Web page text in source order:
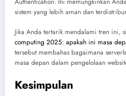
Authentication. Ini memungkinkan
sistem yang lebih aman dan
Jika Anda tertarik mendalami tren ini,
computing 2025: apakah ini masa
tersebut membahas bagaimana
masa depan dalam pengelolaan
Kesimpulan